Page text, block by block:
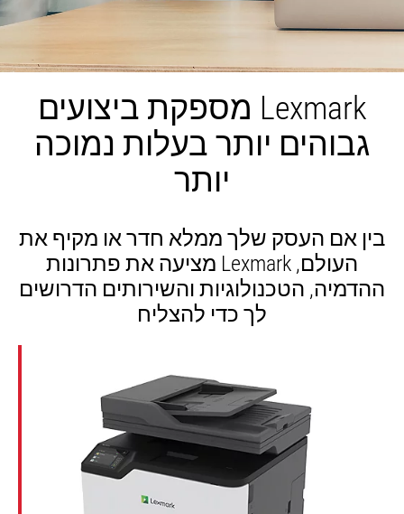
tab
Lexmark מספקת ביצועים
גבוהים יותר בעלות נמוכה
יותר
בין אם העסק שלך ממלא חדר או מקיף את
העולם, Lexmark מציעה את פתרונות
ההדמיה, הטכנולוגיות והשירותים הדרושים
לך כדי להצליח